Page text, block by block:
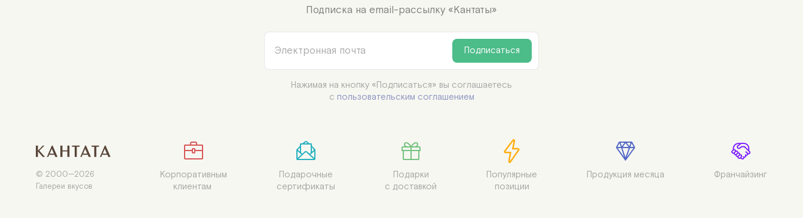
Подписка на email-рассылку «Кантаты»
Подписаться
Нажимая на кнопку «Подписаться» вы соглашаетесь
с пользовательским соглашением
© 2000—2026
Галереи вкусов
Корпоративным
клиентам
Подарочные
сертификаты
Подарки
с доставкой
Популярные
позиции
Продукция месяца Франчайзинг